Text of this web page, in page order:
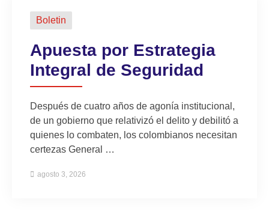
Boletin
Apuesta por Estrategia
Integral de Seguridad
Después de cuatro años de agonía institucional,
de un gobierno que relativizó el delito y debilitó a
quienes lo combaten, los colombianos necesitan
certezas General …
agosto 3, 2026